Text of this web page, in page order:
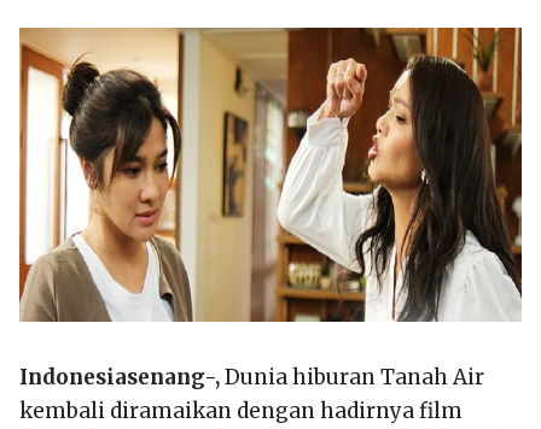
Indonesiasenang-,Dunia hiburan Tanah Air
kembali diramaikan dengan hadirnya film